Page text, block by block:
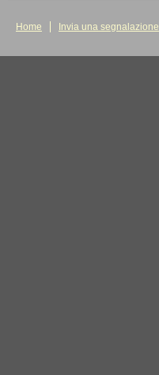
Home Invia una segnalazione